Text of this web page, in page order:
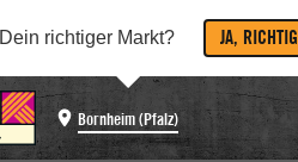
Dein richtiger Markt? JA, RICHTIG
Bornheim (Pfalz)